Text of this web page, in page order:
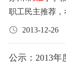
人： 费建中13915542005 潘飞15295622552 杨红 186261756
《食品安全法
全，了解投标
权。如需对招标
送食品的数量、
知如下： 一、禁止在中小学幼儿园内吸烟 自 2014年 2月 15
日起，凡进入我
任何人、任何
校及幼儿园必须
职工民主推荐，
情况公示如下
4个嘉奖）： ①本部（21个优秀、16个嘉奖）： 黄立宇、
2013-12-26
公示：2013